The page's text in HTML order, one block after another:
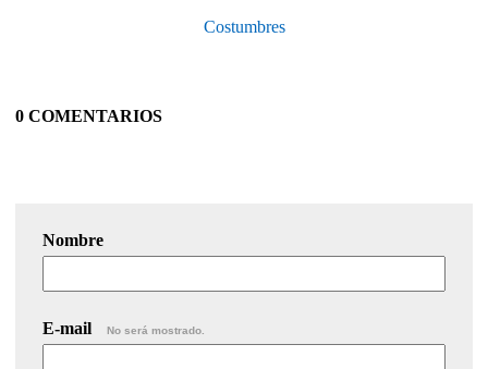
Costumbres
0 COMENTARIOS
Nombre
E-mail No será mostrado.